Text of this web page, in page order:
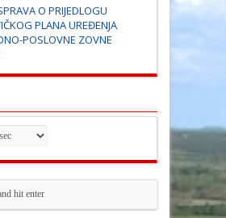
O PRIJEDLOGU
PLANA UREĐENJA
POSLOVNE ZOVNE